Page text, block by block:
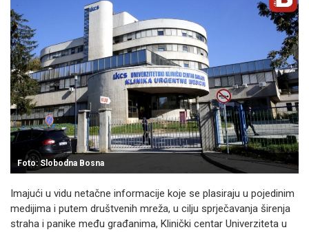
Foto: Slobodna Bosna
Imajući u vidu netačne informacije koje se plasiraju u pojedinim
medijima i putem društvenih mreža, u cilju sprječavanja širenja
straha i panike među građanima, Klinički centar Univerziteta u